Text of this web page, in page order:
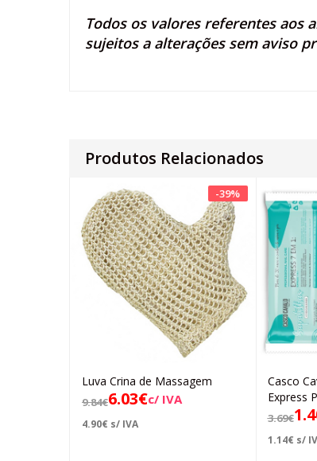
Todos os valores referentes aos
sujeitos a alterações sem aviso
Produtos Relacionados
-39%
Adicionar
Luva Crina de Massagem
9.84€6.03€c/ IVA
4.90€ s/ IVA
Casco
Express
3.69€
1.14€ s/